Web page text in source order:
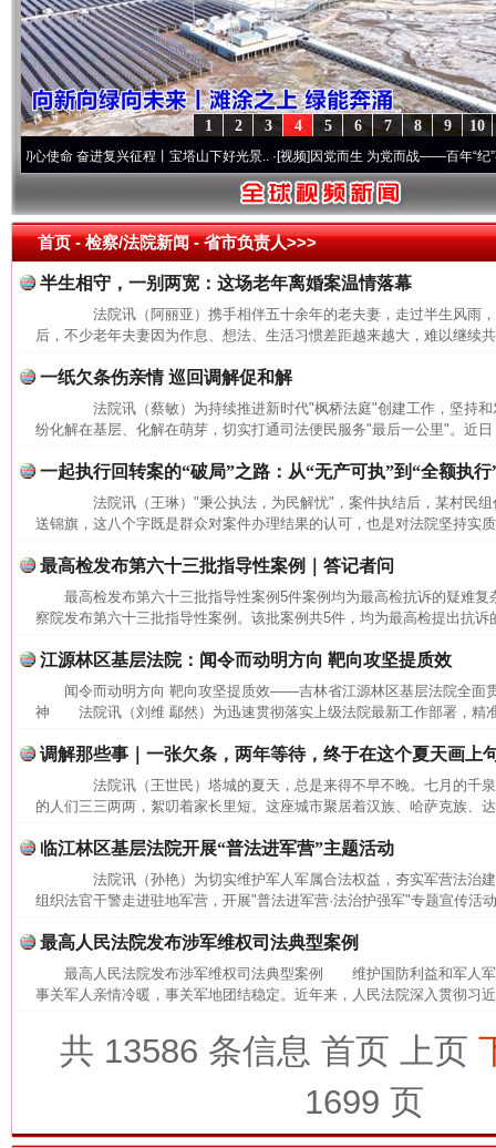
10
9
8
7
6
5
4
3
2
1
使命 奋进复兴征程丨宝塔山下好光景..·[视频] 因党而生 为党而战——百年“纪”事⑧
首页- 检察/法院新闻 -省市负责人>>>
半生相守，一别两宽：这场老年离婚案温情落幕
法院讯（阿丽亚）携手相伴五十余年的老夫妻，走过半生风雨
后，不少老年夫妻因为作息、想法、生活习惯差距越来越大，难以继续
一纸欠条伤亲情 巡回调解促和解
法院讯（蔡敏）为持续推进新时代"枫桥法庭"创建工作，坚持和
纷化解在基层、化解在萌芽，切实打通司法便民服务"最后一公里"。近
一起执行回转案的“破局”之路：从“无产可执”到“全额执行
法院讯（王琳）"秉公执法，为民解忧"，案件执结后，某村民组
送锦旗，这八个字既是群众对案件办理结果的认可，也是对法院坚持实
最高检发布第六十三批指导性案例｜答记者问
最高检发布第六十三批指导性案例5件案例均为最高检抗诉的疑
察院发布第六十三批指导性案例。该批案例共5件，均为最高检提出抗诉
江源林区基层法院：闻令而动明方向 靶向攻坚提质效
闻令而动明方向 靶向攻坚提质效——吉林省江源林区基层法院全面
神 法院讯（刘维 鄢然）为迅速贯彻落实上级法院最新工作部署，精
调解那些事｜一张欠条，两年等待，终于在这个夏天画上
法院讯（王世民）塔城的夏天，总是来得不早不晚。七月的千
的人们三三两两，絮叨着家长里短。这座城市聚居着汉族、哈萨克族、
临江林区基层法院开展“普法进军营”主题活动
法院讯（孙艳）为切实维护军人军属合法权益，夯实军营法治
组织法官干警走进驻地军营，开展"普法进军营·法治护强军"专题宣传活
最高人民法院发布涉军维权司法典型案例
最高人民法院发布涉军维权司法典型案例 维护国防利益和军人军
事关军人亲情冷暖，事关军地团结稳定。近年来，人民法院深入贯彻习
共 13586 条信息 首页 上页
1699 页
网上购药对药下症？
这是一记警钟！